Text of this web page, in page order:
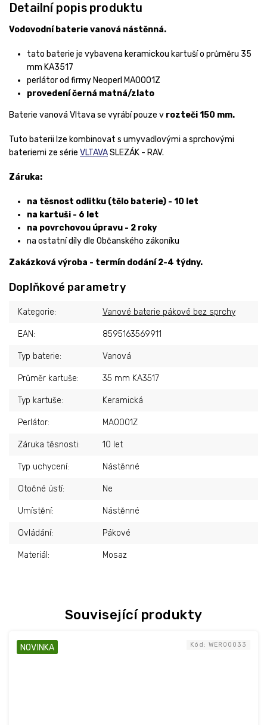
Související produkty
NOVINKA Kód: WER00033
Detailní popis produktu
Vodovodní baterie vanová nástěnná.
tato baterie je vybavena keramickou kartuší o průměru 35
mm KA3517
perlátor od firmy Neoperl MA0001Z
provedení černá matná/zlato
Baterie vanová Vltava se vyrábí pouze v rozteči 150 mm.
Tuto baterii lze kombinovat s umyvadlovými a sprchovými
bateriemi ze série VLTAVASLEZÁK - RAV.
Záruka:
na těsnost odlitku (tělo baterie) - 10 let
na kartuši - 6 let
na povrchovou úpravu - 2 roky
na ostatní díly dle Občanského zákoníku
Zakázková výroba - termín dodání 2-4 týdny.
Doplňkové parametry
Kategorie: Vanové baterie pákové bez sprchy
EAN: 8595163569911
Typ baterie: Vanová
Průměr kartuše: 35 mm KA3517
Typ kartuše: Keramická
Perlátor: MA0001Z
Záruka těsnosti: 10 let
Typ uchycení: Nástěnné
Otočné ústí: Ne
Umístění: Nástěnné
Ovládání: Pákové
Materiál : Mosaz